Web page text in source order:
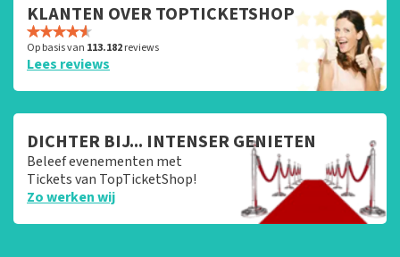
KLANTEN OVER TOPTICKETSHOP
Op basis van 113.182reviews
Lees reviews
DICHTER BIJ... INTENSER GENIETEN
Beleef evenementen met
Tickets van TopTicketShop!
Zo werken wij